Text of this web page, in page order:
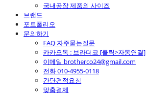
국내공장 제품의 사이즈
브랜드
포트폴리오
문의하기
FAQ 자주묻는질문
카카오톡 : 브라더코 [클릭>자동연결]
이메일 brotherco24@gmail.com
전화 010-4955-0118
간단견적요청
맞춤결제